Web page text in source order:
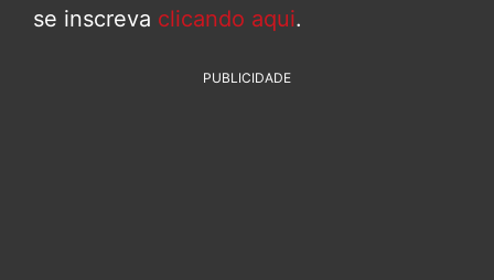
se inscreva clicando aqui.
PUBLICIDADE